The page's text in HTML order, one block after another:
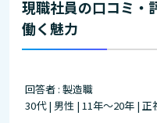
現職社員の口コミ・
働く魅力
回答者 : 製造職
30代 | 男性 | 11年～20年 | 正